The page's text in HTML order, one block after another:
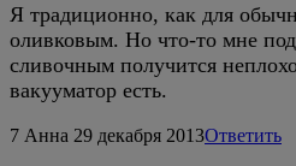
Я традиционно, как для
оливковым. Но что-то мне
сливочным получится
вакууматор есть.
7 Анна 29 декабря 2013Ответить